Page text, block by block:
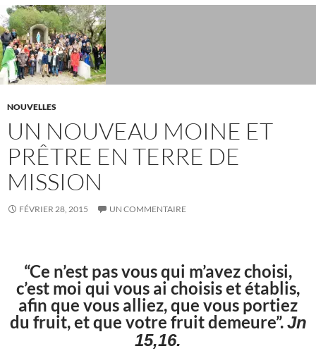
NOUVELLES
UN NOUVEAU MOINE ET
PRÊTRE EN TERRE DE
MISSION
FÉVRIER 28, 2015 UN COMMENTAIRE
“Ce n’est pas vous qui m’avez choisi,
c’est moi qui vous ai choisis et établis,
afin que vous alliez, que vous portiez
du fruit, et que votre fruit demeure”.Jn
15,16.